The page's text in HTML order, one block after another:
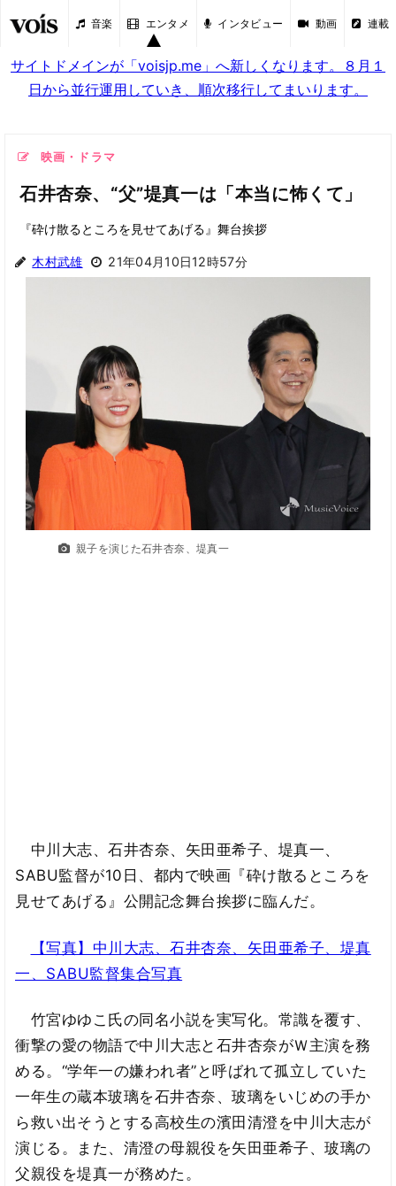
音楽 エンタメ インタビュー 動画 連載
サイトドメインが「voisjp.me」へ新しくなります。８月１
日から並行運用していき、順次移行してまいります。
映画・ドラマ
石井杏奈、“父”堤真一は「本当に怖くて」
『砕け散るところを見せてあげる』舞台挨拶
木村武雄 21年04月10日12時57分
親子を演じた石井杏奈、堤真一
中川大志、石井杏奈、矢田亜希子、堤真一、
SABU監督が10日、都内で映画『砕け散るところを
見せてあげる』公開記念舞台挨拶に臨んだ。
【写真】中川大志、石井杏奈、矢田亜希子、堤真
一、SABU監督集合写真
竹宮ゆゆこ氏の同名小説を実写化。常識を覆す、
衝撃の愛の物語で中川大志と石井杏奈がＷ主演を務
める。“学年一の嫌われ者”と呼ばれて孤立していた
一年生の蔵本玻璃を石井杏奈、玻璃をいじめの手か
ら救い出そうとする高校生の濱田清澄を中川大志が
演じる。また、清澄の母親役を矢田亜希子、玻璃の
父親役を堤真一が務めた。